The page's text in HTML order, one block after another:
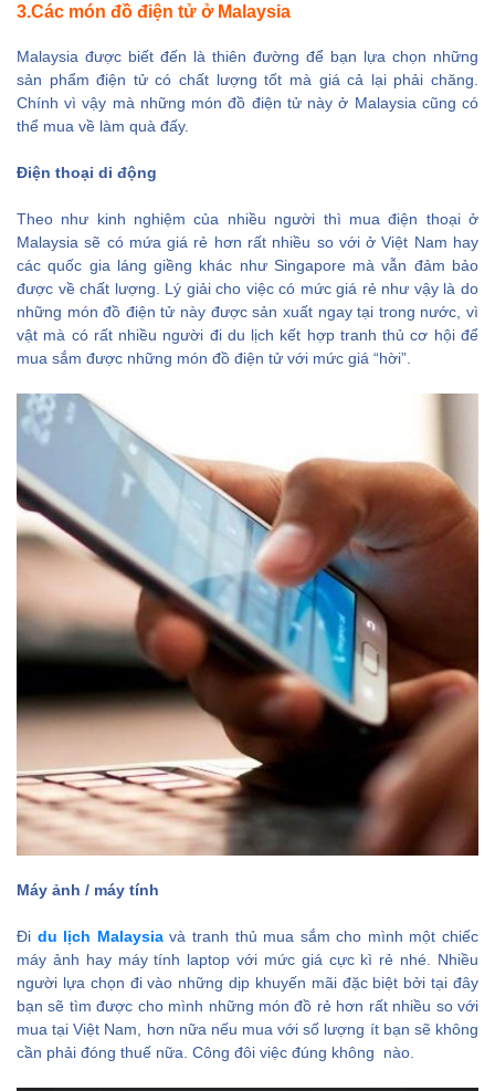
3.Các món đồ điện tử ở Malaysia
Malaysia được biết đến là thiên đường để bạn lựa chọn những
sản phẩm điện tử có chất lượng tốt mà giá cả lại phải chăng.
Chính vì vậy mà những món đồ điện tử này ở Malaysia cũng có
thể mua về làm quà đấy.
Điện thoại di động
Theo như kinh nghiệm của nhiều người thì mua điện thoại ở
Malaysia sẽ có mứa giá rẻ hơn rất nhiều so với ở Việt Nam hay
các quốc gia láng giềng khác như Singapore mà vẫn đảm bảo
được về chất lượng. Lý giải cho việc có mức giá rẻ như vậy là do
những món đồ điện tử này được sản xuất ngay tại trong nước, vì
vật mà có rất nhiều người đi du lịch kết hợp tranh thủ cơ hội để
mua sắm được những món đồ điện tử với mức giá “hời”.
Máy ảnh / máy tính
Đi du lịch Malaysiavà tranh thủ mua sắm cho mình một chiếc
máy ảnh hay máy tính laptop với mức giá cực kì rẻ nhé. Nhiều
người lựa chọn đi vào những dịp khuyến mãi đặc biệt bởi tại đây
bạn sẽ tìm được cho mình những món đồ rẻ hơn rất nhiều so với
mua tại Việt Nam, hơn nữa nếu mua với số lượng ít bạn sẽ không
cần phải đóng thuế nữa. Công đôi việc đúng không nào.